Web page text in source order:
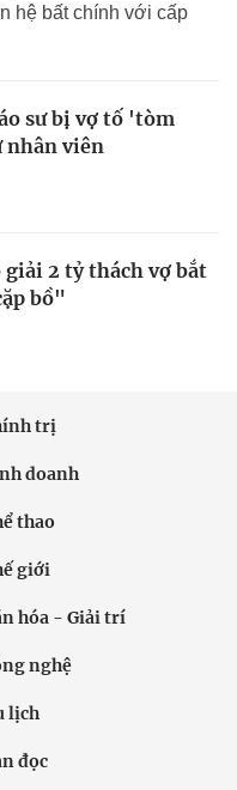
hệ bất chính với cấp
sư bị vợ tố 'tòm
viên
giải 2 tỷ thách vợ bắt
bồ"
trị
doanh
thao
giới
hóa - Giải trí
nghệ
lịch
đọc